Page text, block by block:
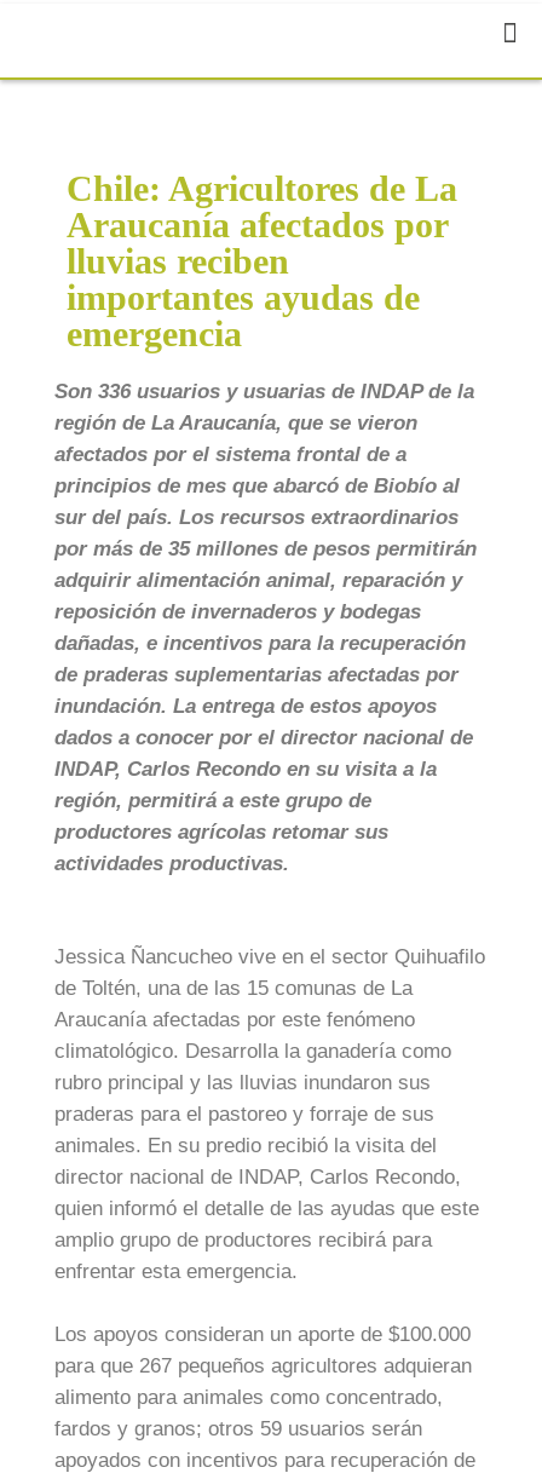
Chile: Agricultores de La
Araucanía afectados por
lluvias reciben
importantes ayudas de
emergencia
Son 336 usuarios y usuarias de INDAP de la
región de La Araucanía, que se vieron
afectados por el sistema frontal de a
principios de mes que abarcó de Biobío al
sur del país. Los recursos extraordinarios
por más de 35 millones de pesos permitirán
adquirir alimentación animal, reparación y
reposición de invernaderos y bodegas
dañadas, e incentivos para la recuperación
de praderas suplementarias afectadas por
inundación. La entrega de estos apoyos
dados a conocer por el director nacional de
INDAP, Carlos Recondo en su visita a la
región, permitirá a este grupo de
productores agrícolas retomar sus
actividades productivas.
Jessica Ñancucheo vive en el sector Quihuafilo
de Toltén, una de las 15 comunas de La
Araucanía afectadas por este fenómeno
climatológico. Desarrolla la ganadería como
rubro principal y las lluvias inundaron sus
praderas para el pastoreo y forraje de sus
animales. En su predio recibió la visita del
director nacional de INDAP, Carlos Recondo,
quien informó el detalle de las ayudas que este
amplio grupo de productores recibirá para
enfrentar esta emergencia.
Los apoyos consideran un aporte de $100.000
para que 267 pequeños agricultores adquieran
alimento para animales como concentrado,
fardos y granos; otros 59 usuarios serán
apoyados con incentivos para recuperación de